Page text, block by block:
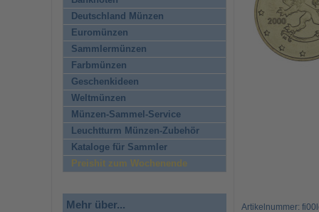
Artikelnummer:
Deutschland Münzen
Euromünzen
Sammlermünzen
Farbmünzen
Geschenkideen
Weltmünzen
Münzen-Sammel-Service
Leuchtturm Münzen-Zubehör
Kataloge für Sammler
Preishit zum Wochenende
Mehr über...